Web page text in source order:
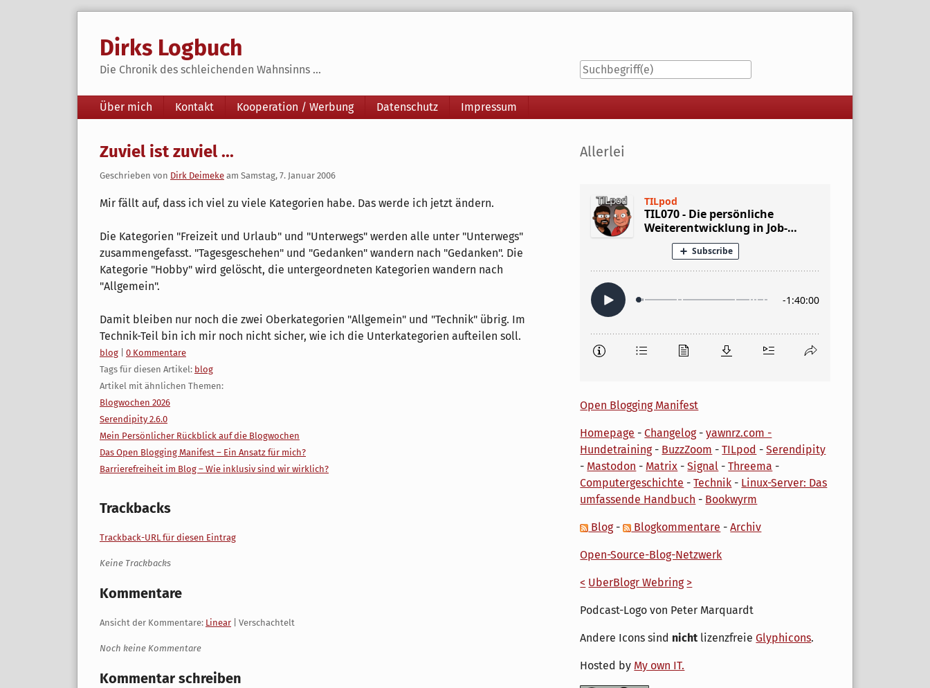
Dirks Logbuch
Die Chronik des schleichenden Wahnsinns ...
Navigation
Über mich Kontakt Kooperation / Werbung Datenschutz Impressum
Zuviel ist zuviel ...
Geschrieben von Dirk Deimeke am Samstag, 7. Januar 2006
Mir fällt auf, dass ich viel zu viele Kategorien habe. Das werde ich jetzt ändern.
Die Kategorien "Freizeit und Urlaub" und "Unterwegs" werden alle unter "Unterwegs"
zusammengefasst. "Tagesgeschehen" und "Gedanken" wandern nach "Gedanken". Die
Kategorie "Hobby" wird gelöscht, die untergeordneten Kategorien wandern nach
"Allgemein".
Damit bleiben nur noch die zwei Oberkategorien "Allgemein" und "Technik" übrig. Im
Technik-Teil bin ich mir noch nicht sicher, wie ich die Unterkategorien aufteilen soll.
Kategorien:
blog
0 Kommentare
Tags für diesen Artikel: blog
Artikel mit ähnlichen Themen:
Blogwochen 2026
Serendipity 2.6.0
Mein Persönlicher Rückblick auf die Blogwochen
Das Open Blogging Manifest – Ein Ansatz für mich?
Barrierefreiheit im Blog – Wie inklusiv sind wir wirklich?
Trackbacks
Trackback-URL für diesen Eintrag
Keine Trackbacks
Kommentare
Ansicht der Kommentare: Linear | Verschachtelt
Noch keine Kommentare
Kommentar schreiben
Seitenleiste
Allerlei
Open Blogging Manifest
Homepage -Changelog-yawnrz.com -
Hundetraining- BuzzZoom -TILpod -Serendipity
- Mastodon - Matrix -Signal -Threema -
Computergeschichte -Technik - Linux-Server: Das
umfassende Handbuch - Bookwyrm
Blog- Blogkommentare -Archiv
Open-Source-Blog-Netzwerk
< UberBlogr Webring >
Podcast-Logo von Peter Marquardt
Andere Icons sind nicht lizenzfreieGlyphicons.
Hosted by My own IT.